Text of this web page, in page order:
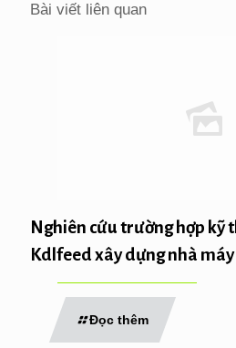
Bài viết liên quan
Nghiên cứu trường hợp kỹ
Kdlfeed xây dựng nhà máy
Đọc thêm